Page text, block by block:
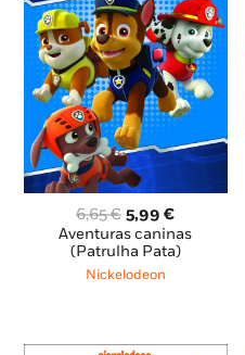
6,65€ O
preço
original
era:
5,99€O
preço
atual
Aventuras caninas
(Patrulha Pata)
Nickelodeon